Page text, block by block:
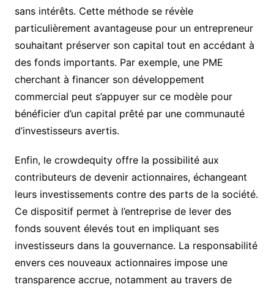
sans intérêts. Cette méthode se révèle
particulièrement avantageuse pour un entrepreneur
souhaitant préserver son capital tout en accédant à
des fonds importants. Par exemple, une PME
cherchant à financer son développement
commercial peut s’appuyer sur ce modèle pour
bénéficier d’un capital prêté par une communauté
d’investisseurs avertis.
Enfin, le crowdequity offre la possibilité aux
contributeurs de devenir actionnaires, échangeant
leurs investissements contre des parts de la société.
Ce dispositif permet à l’entreprise de lever des
fonds souvent élevés tout en impliquant ses
investisseurs dans la gouvernance. La responsabilité
envers ces nouveaux actionnaires impose une
transparence accrue, notamment au travers de